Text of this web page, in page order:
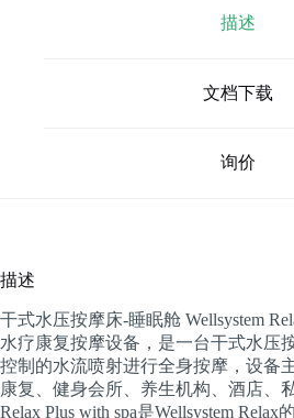
描述
文档下载
询价
描述
干式水压按摩床-睡眠舱 Wellsystem
水疗康复按摩设备，是一台干式水压
控制的水流喷射进行全身按摩，设备
康复、健身会所、养生机构、酒店、
Relax Plus with spa是Wellsystem